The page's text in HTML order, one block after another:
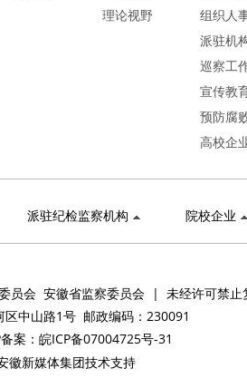
理论视野
组织人
派驻机
巡察工
宣传教
预防腐
高校企
派驻纪检监察机构 院校企业
员会 安徽省监察委员会 | 未经许可禁止
区中山路1号 邮政编码：230091
案： 皖ICP备07004725号-31
徽新媒体集团技术支持